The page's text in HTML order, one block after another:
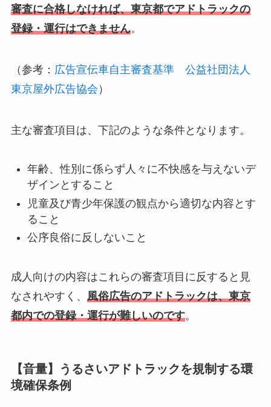
審査に合格しなければ、東京都でアドトラックの
登録・運行はできません。
（参考： 広告宣伝車自主審査基準 公益社団法人
東京屋外広告協会 ）
主な審査項目は、下記のような条件となります。
年齢、性別に係らず人々に不快感を与えないデ
ザインとすること
児童及び青少年保護の観点から適切な内容とす
ること
公序良俗に反しないこと
成人向けの内容はこれらの審査項目に反すると見
なされやすく、 風俗広告のアドトラックは、東京
都内での登録・運行が難しいのです。
【音量】うるさいアドトラックを規制する環
境確保条例